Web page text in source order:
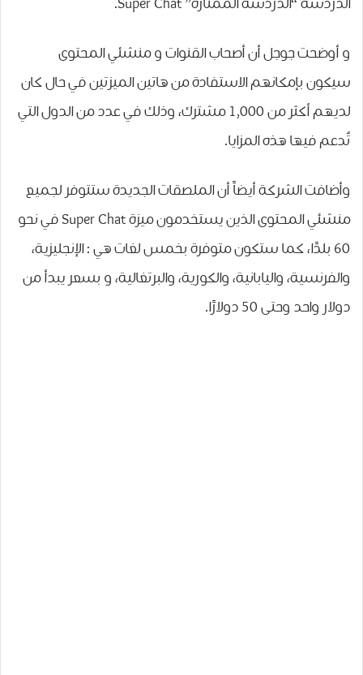
ﺍﻟﺪﺭﺩﺷﺔ “ﺍﻟﺪﺭﺩﺷﺔ ﺍﻟﻤﻤﺘﺎﺯﺓ” Super Chat.
و أوضحت جوجل أن أصحاب القنوات و منشئي المحتوى
سيكون بإمكانهم ﺍﻻﺳﺘﻔﺎﺩﺓ ﻣﻦ ﻫﺎﺗﻴﻦ ﺍﻟﻤﻴﺰﺗﻴﻦ في حال كان
لديهم ﺃﻛﺜﺮ ﻣﻦ 1,000 ﻣﺸﺘﺮﻙ، ﻭﺫﻟﻚ ﻓﻲ ﻋﺪﺩ ﻣﻦ ﺍﻟﺪﻭﻝ ﺍﻟﺘﻲ
ﺗُﺪﻋﻢ ﻓﻴﻬﺎ ﻫﺬﻩ ﺍﻟﻤﺰﺍﻳﺎ.
ﻭﺃﺿﺎﻓﺖ ﺍﻟﺸﺮﻛﺔ أيضاً ﺃﻥ ﺍﻟﻤﻠﺼﻘﺎﺕ ﺍﻟﺠﺪﻳﺪﺓ ستتوفر لجميع
منشئي المحتوى ﺍﻟﺬﻳﻦ ﻳﺴﺘﺨﺪﻣﻮﻥ ﻣﻴﺰﺓ Super Chat ﻓﻲ ﻧﺤﻮ
60 ﺑﻠﺪًﺍ، كما ستكون متوفرة بخمس لغات هي : ﺍﻹﻧﺠﻠﻴﺰﻳﺔ،
ﻭﺍﻟﻔﺮﻧﺴﻴﺔ، ﻭﺍﻟﻴﺎﺑﺎﻧﻴﺔ، ﻭﺍﻟﻜﻮﺭﻳﺔ، ﻭﺍﻟﺒﺮﺗﻐﺎﻟﻴﺔ، و بسعر يبدأ من
دولار واحد ﻭﺣﺘﻰ 50 ﺩﻭﻻﺭًﺍ.